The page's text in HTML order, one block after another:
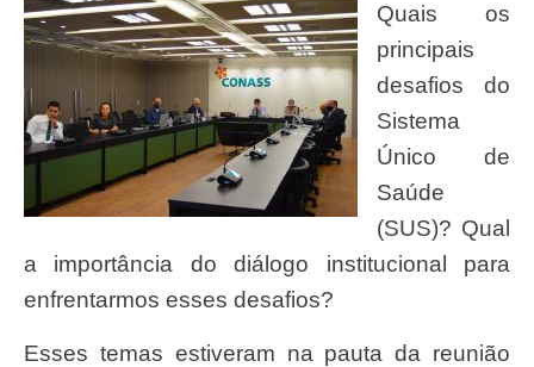
Quais os
principais
desafios do
Sistema
Único de
Saúde
(SUS)? Qual
a importância do diálogo institucional para
enfrentarmos esses desafios?
Esses temas estiveram na pauta da reunião